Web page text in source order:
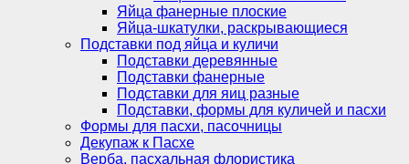
Яйца фанерные плоские
Яйца-шкатулки, раскрывающиеся
Подставки под яйца и куличи
Подставки деревянные
Подставки фанерные
Подставки для яиц разные
Подставки, формы для куличей и пасхи
Формы для пасхи, пасочницы
Декупаж к Пасхе
Верба, пасхальная флористика